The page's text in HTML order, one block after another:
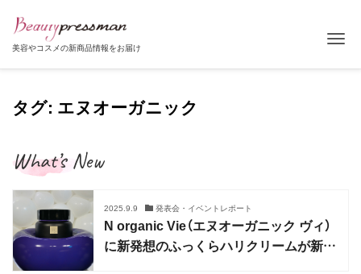
美容やコスメの新商品情報をお届け
タグ: エヌオーガニック
What’s New
2025.9.9 発表会・イベントレポート
N organic Vie（エヌオーガニック ヴィ）
に新発想のふっくらハリクリームが新登